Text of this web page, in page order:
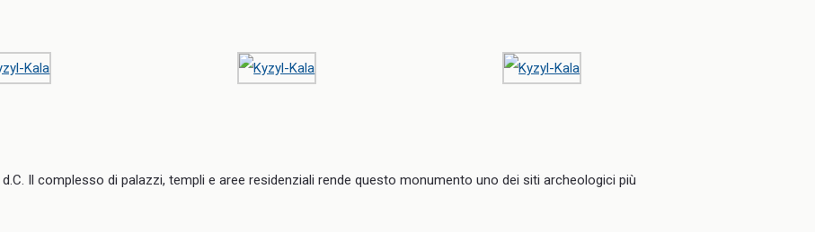
Il complesso di palazzi, templi e aree residenziali rende questo monumento uno dei siti archeologici più